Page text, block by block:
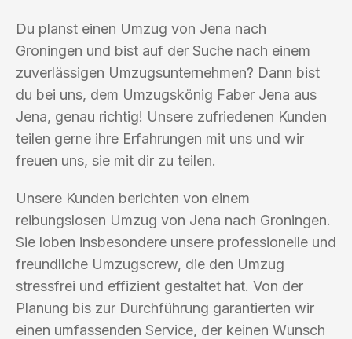
Du planst einen Umzug von Jena nach
Groningen und bist auf der Suche nach einem
zuverlässigen Umzugsunternehmen? Dann bist
du bei uns, dem Umzugskönig Faber Jena aus
Jena, genau richtig! Unsere zufriedenen Kunden
teilen gerne ihre Erfahrungen mit uns und wir
freuen uns, sie mit dir zu teilen.
Unsere Kunden berichten von einem
reibungslosen Umzug von Jena nach Groningen.
Sie loben insbesondere unsere professionelle und
freundliche Umzugscrew, die den Umzug
stressfrei und effizient gestaltet hat. Von der
Planung bis zur Durchführung garantierten wir
einen umfassenden Service, der keinen Wunsch